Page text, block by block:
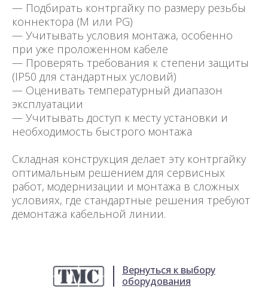
— Подбирать контргайку по размеру резьбы
коннектора (M или PG)
— Учитывать условия монтажа, особенно
при уже проложенном кабеле
— Проверять требования к степени защиты
(IP50 для стандартных условий)
— Оценивать температурный диапазон
эксплуатации
— Учитывать доступ к месту установки и
необходимость быстрого монтажа
Складная конструкция делает эту контргайку
оптимальным решением для сервисных
работ, модернизации и монтажа в сложных
условиях, где стандартные решения требуют
демонтажа кабельной линии.
Вернуться к выбору
оборудования